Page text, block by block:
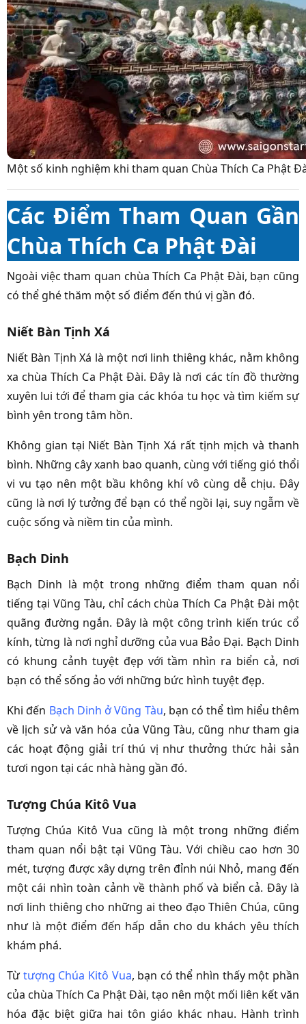
Một số kinh nghiệm khi tham quan Chùa Thích Ca Phật
Các Điểm Tham Quan Gần
Chùa Thích Ca Phật Đài
Ngoài việc tham quan chùa Thích Ca Phật Đài, bạn cũng
có thể ghé thăm một số điểm đến thú vị gần đó.
Niết Bàn Tịnh Xá
Niết Bàn Tịnh Xá là một nơi linh thiêng khác, nằm không
xa chùa Thích Ca Phật Đài. Đây là nơi các tín đồ thường
xuyên lui tới để tham gia các khóa tu học và tìm kiếm sự
bình yên trong tâm hồn.
Không gian tại Niết Bàn Tịnh Xá rất tịnh mịch và thanh
bình. Những cây xanh bao quanh, cùng với tiếng gió thổi
vi vu tạo nên một bầu không khí vô cùng dễ chịu. Đây
cũng là nơi lý tưởng để bạn có thể ngồi lại, suy ngẫm về
cuộc sống và niềm tin của mình.
Bạch Dinh
Bạch Dinh là một trong những điểm tham quan nổi
tiếng tại Vũng Tàu, chỉ cách chùa Thích Ca Phật Đài một
quãng đường ngắn. Đây là một công trình kiến trúc cổ
kính, từng là nơi nghỉ dưỡng của vua Bảo Đại. Bạch Dinh
có khung cảnh tuyệt đẹp với tầm nhìn ra biển cả, nơi
bạn có thể sống ảo với những bức hình tuyệt đẹp.
Khi đến Bạch Dinh ở Vũng Tàu, bạn có thể tìm hiểu thêm
về lịch sử và văn hóa của Vũng Tàu, cũng như tham gia
các hoạt động giải trí thú vị như thưởng thức hải sản
tươi ngon tại các nhà hàng gần đó.
Tượng Chúa Kitô Vua
Tượng Chúa Kitô Vua cũng là một trong những điểm
tham quan nổi bật tại Vũng Tàu. Với chiều cao hơn 30
mét, tượng được xây dựng trên đỉnh núi Nhỏ, mang đến
một cái nhìn toàn cảnh về thành phố và biển cả. Đây là
nơi linh thiêng cho những ai theo đạo Thiên Chúa, cũng
như là một điểm đến hấp dẫn cho du khách yêu thích
khám phá.
Từtượng Chúa Kitô Vua, bạn có thể nhìn thấy một phần
của chùa Thích Ca Phật Đài, tạo nên một mối liên kết văn
hóa đặc biệt giữa hai tôn giáo khác nhau. Hành trình